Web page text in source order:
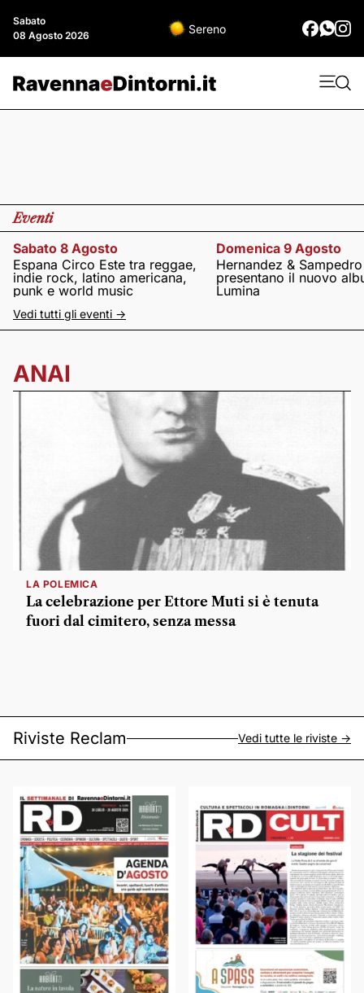
Sabato
08 Agosto 2026
Sereno
Eventi
Sabato 8 Agosto
Espana Circo Este tra reggae,
indie rock, latino americana,
punk e world music
Domenica 9 Agosto
Hernandez & Sampedro
presentano il nuovo
Lumina
Vedi tutti gli eventi ->
ANAI
LA POLEMICA
La celebrazione per Ettore Muti si è tenuta
fuori dal cimitero, senza messa
Riviste Reclam Vedi tutte le riviste ->